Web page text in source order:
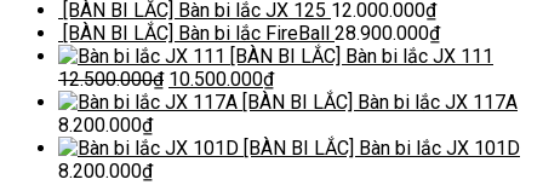
[BÀN BI LẮC] Bàn bi lắc JX 125 12.000.000₫
[BÀN BI LẮC] Bàn bi lắc FireBall
28.900.000₫
[BÀN BI LẮC] Bàn bi lắc JX 111
12.500.000₫ 10.500.000₫
[BÀN BI LẮC] Bàn bi lắc JX 117A
8.200.000₫
[BÀN BI LẮC] Bàn bi lắc JX 101D
8.200.000₫